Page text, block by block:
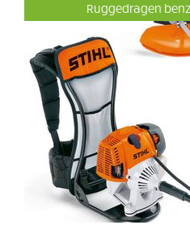
Ruggedragen